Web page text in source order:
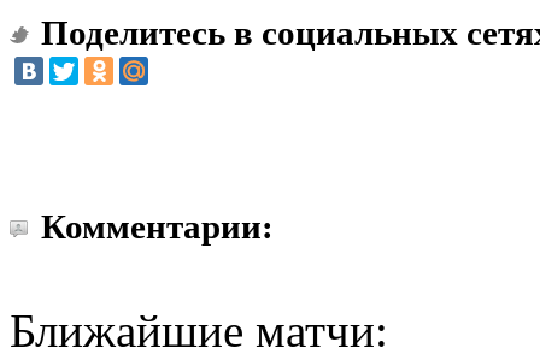
Поделитесь в социальных
Комментарии:
Ближайшие матчи: